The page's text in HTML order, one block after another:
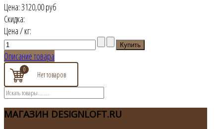
Цена:3120,00 руб
Скидка:
Цена / кг:
Описание товара
0
МАГАЗИН DESIGNLOFT.RU